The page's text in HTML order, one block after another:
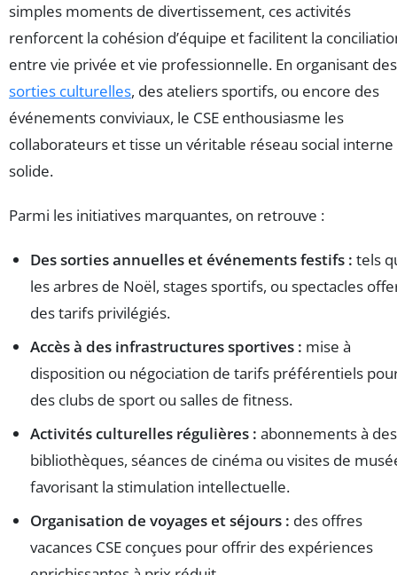
simples moments de divertissement, ces activités
renforcent la cohésion d’équipe et facilitent la
entre vie privée et vie professionnelle. En organisant des
sorties culturelles, des ateliers sportifs, ou encore des
événements conviviaux, le CSE enthousiasme les
collaborateurs et tisse un véritable réseau social interne
solide.
Parmi les initiatives marquantes, on retrouve :
Des sorties annuelles et événements festifs : tels
les arbres de Noël, stages sportifs, ou spectacles
des tarifs privilégiés.
Accès à des infrastructures sportives : mise à
disposition ou négociation de tarifs préférentiels
des clubs de sport ou salles de fitness.
Activités culturelles régulières : abonnements à des
bibliothèques, séances de cinéma ou visites de
favorisant la stimulation intellectuelle.
Organisation de voyages et séjours : des offres
vacances CSE conçues pour offrir des expériences